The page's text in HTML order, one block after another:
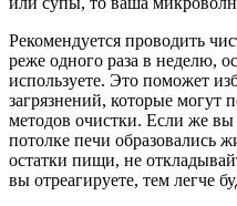
Рекомендуется проводить
реже одного раза в неделю,
используете. Это поможет
загрязнений, которые могут
методов очистки. Если же вы
потолке печи образовались
остатки пищи, не
вы отреагируете, тем легче